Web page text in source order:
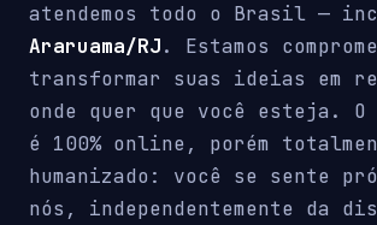
atendemos todo o Brasil —
Araruama/RJ. Estamos
transformar suas ideias em
onde quer que você esteja. O
é 100% online, porém
humanizado: você se sente
nós, independentemente da